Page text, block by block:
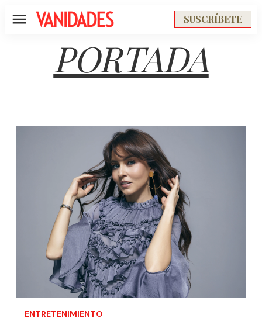
Menú SUSCRÍBETE
PORTADA
ENTRETENIMIENTO